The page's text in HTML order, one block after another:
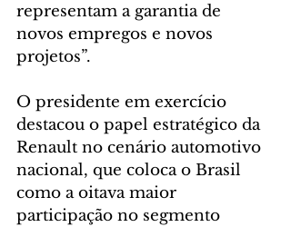
representam a garantia de
novos empregos e novos
projetos”.
O presidente em exercício
destacou o papel estratégico da
Renault no cenário automotivo
nacional, que coloca o Brasil
como a oitava maior
participação no segmento